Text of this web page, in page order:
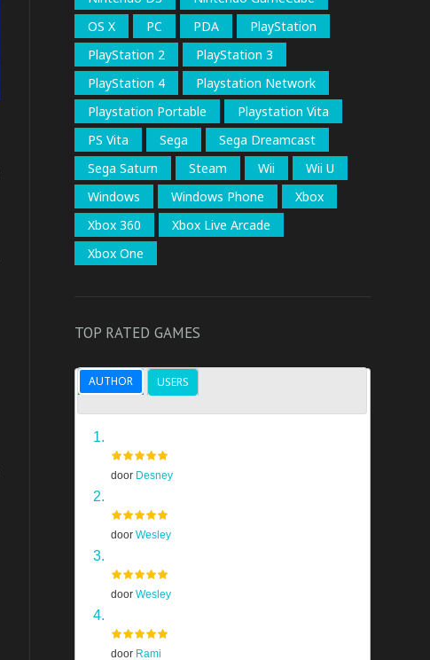
OS X
PC PDA
PlayStation
PlayStation 2
PlayStation 3
PlayStation 4
Playstation Network
Playstation Portable
Playstation Vita
PS Vita
Sega
Sega Dreamcast
Sega Saturn
Steam Wii
Wii U
Windows
Windows Phone
Xbox
Xbox 360
Xbox Live Arcade
Xbox One
TOP RATED GAMES
AUTHOR USERS
door Desney
doorWesley
doorWesley
door Rami